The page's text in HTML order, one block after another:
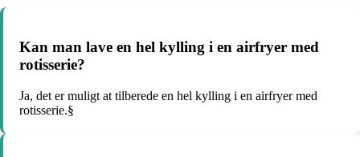
Kan man lave en hel kylling i en airfryer med
rotisserie?
Ja, det er muligt at tilberede en hel kylling i en airfryer med
rotisserie.§